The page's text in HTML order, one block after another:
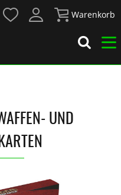
Warenkorb
UND